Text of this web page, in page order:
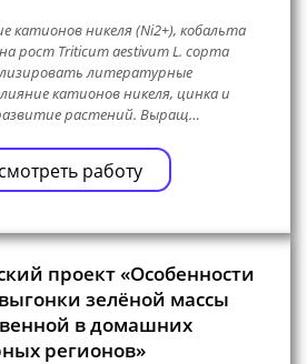
катионов никеля (Ni2+), кобальта
рост Triticum aestivum L. сорта
литературные
катионов никеля, цинка и
растений. Выращ…
работу
проект «Особенности
зелёной массы
в домашних
регионов»